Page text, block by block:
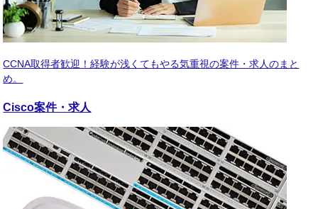
CCNA取得者歓迎！経験が浅くてもやる気重視の案件・求人のまと
め。
Cisco案件・求人